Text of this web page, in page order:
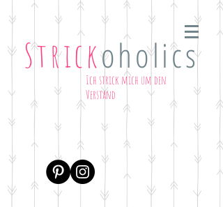
Strickoholics
Ich strick mich um den
Verstand